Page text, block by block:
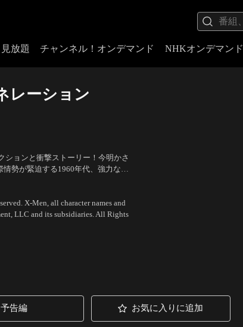
見放題 チャンネル！オンデマンド NHKオンデマンド
レーション
ションと衝撃ストーリー！今明かさ
勢が緊迫する1960年代、強力なテ
X-Men, all character names and
LLC and its subsidiaries. All Rights
予告編 お気に入りに追加